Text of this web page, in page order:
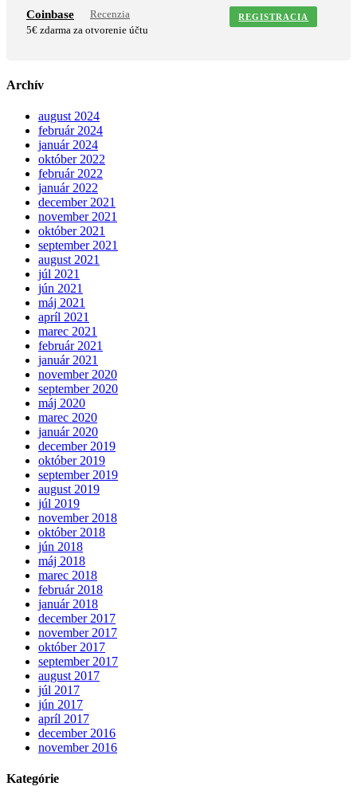
Coinbase
Recenzia
5€ zdarma za otvorenie účtu
REGISTRACIA
Archív
august 2024
február 2024
január 2024
október 2022
február 2022
január 2022
december 2021
november 2021
október 2021
september 2021
august 2021
júl 2021
jún 2021
máj 2021
apríl 2021
marec 2021
február 2021
január 2021
november 2020
september 2020
máj 2020
marec 2020
január 2020
december 2019
október 2019
september 2019
august 2019
júl 2019
november 2018
október 2018
jún 2018
máj 2018
marec 2018
február 2018
január 2018
december 2017
november 2017
október 2017
september 2017
august 2017
júl 2017
jún 2017
apríl 2017
december 2016
november 2016
Kategórie